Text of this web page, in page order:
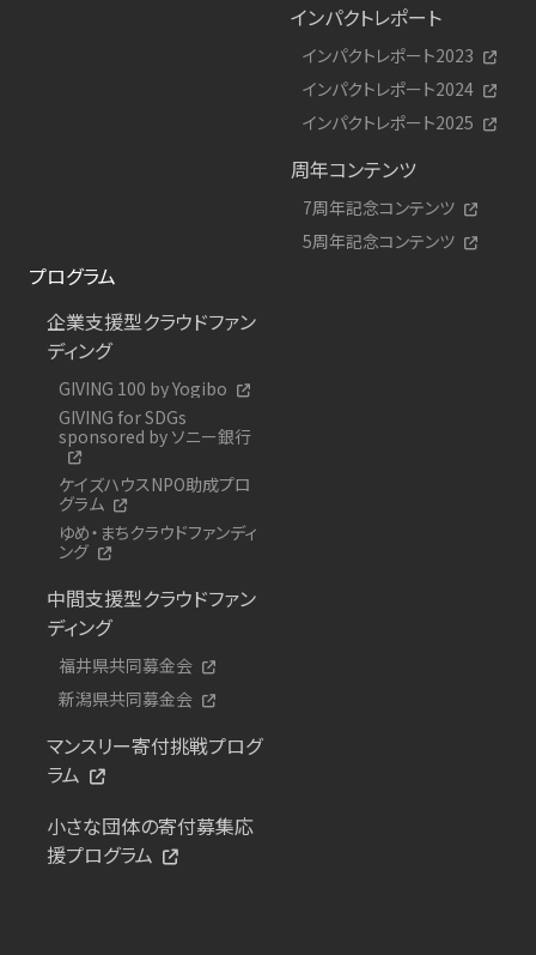
インパクトレポート
インパクトレポート2023
インパクトレポート2024
インパクトレポート2025
周年コンテンツ
7周年記念コンテンツ
5周年記念コンテンツ
プログラム
企業支援型クラウドファン
ディング
GIVING 100 by Yogibo
GIVING for SDGs
sponsored by ソニー銀行
ケイズハウスNPO助成プロ
グラム
ゆめ・まちクラウドファンディ
ング
中間支援型クラウドファン
ディング
福井県共同募金会
新潟県共同募金会
マンスリー寄付挑戦プログ
ラム
小さな団体の寄付募集応
援プログラム